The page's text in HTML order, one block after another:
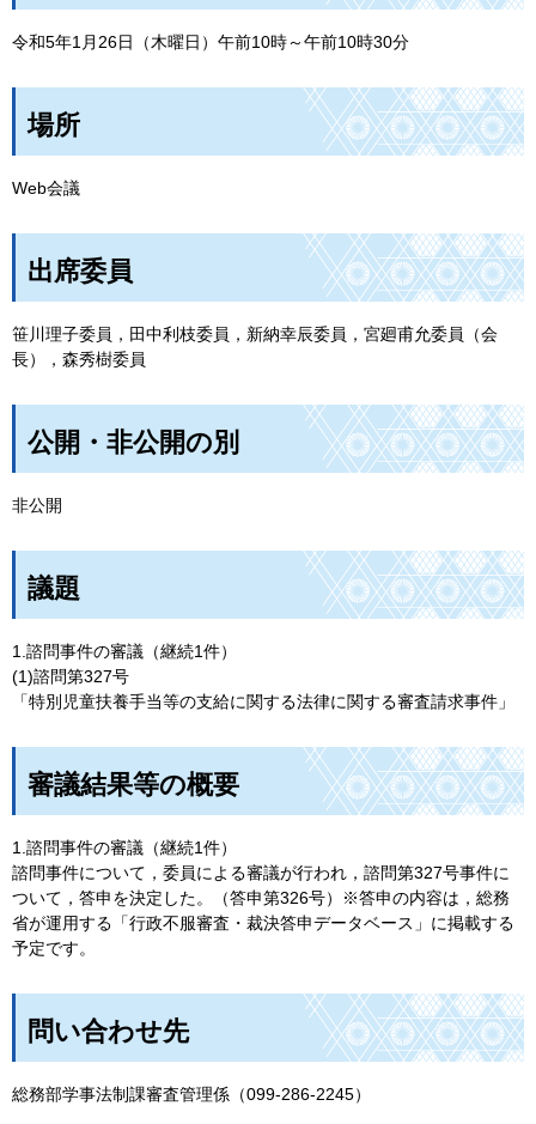
令和5年1月26日（木曜日）午前10時～午前10時30分
場所
Web会議
出席委員
笹川理子委員，田中利枝委員，新納幸辰委員，宮廻甫允委員（会
長），森秀樹委員
公開・非公開の別
非公開
議題
1.諮問事件の審議（継続1件）
(1)諮問第327号
「特別児童扶養手当等の支給に関する法律に関する審査請求事件」
審議結果等の概要
1.諮問事件の審議（継続1件）
諮問事件について，委員による審議が行われ，諮問第327号事件に
ついて，答申を決定した。（答申第326号）※答申の内容は，総務
省が運用する「行政不服審査・裁決答申データベース」に掲載する
予定です。
問い合わせ先
総務部学事法制課審査管理係（099-286-2245）